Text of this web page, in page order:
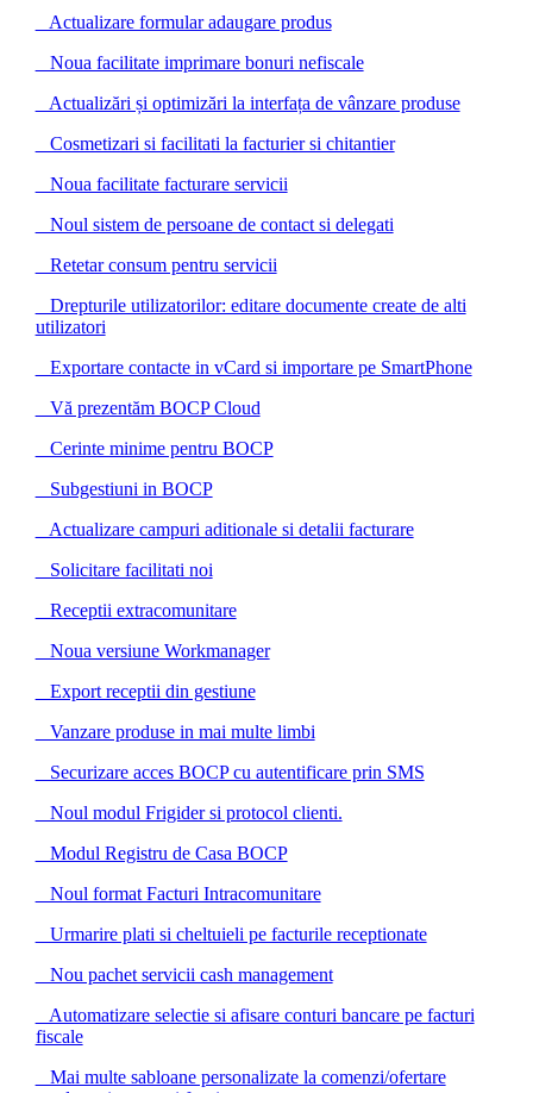
Actualizare formular adaugare produs
Noua facilitate imprimare bonuri nefiscale
Actualizări și optimizări la interfața de vânzare produse
Cosmetizari si facilitati la facturier si chitantier
Noua facilitate facturare servicii
Noul sistem de persoane de contact si delegati
Retetar consum pentru servicii
Drepturile utilizatorilor: editare documente create de alti
utilizatori
Exportare contacte in vCard si importare pe SmartPhone
Vă prezentăm BOCP Cloud
Cerinte minime pentru BOCP
Subgestiuni in BOCP
Actualizare campuri aditionale si detalii facturare
Solicitare facilitati noi
Receptii extracomunitare
Noua versiune Workmanager
Export receptii din gestiune
Vanzare produse in mai multe limbi
Securizare acces BOCP cu autentificare prin SMS
Noul modul Frigider si protocol clienti.
Modul Registru de Casa BOCP
Noul format Facturi Intracomunitare
Urmarire plati si cheltuieli pe facturile receptionate
Nou pachet servicii cash management
Automatizare selectie si afisare conturi bancare pe facturi
fiscale
Mai multe sabloane personalizate la comenzi/ofertare